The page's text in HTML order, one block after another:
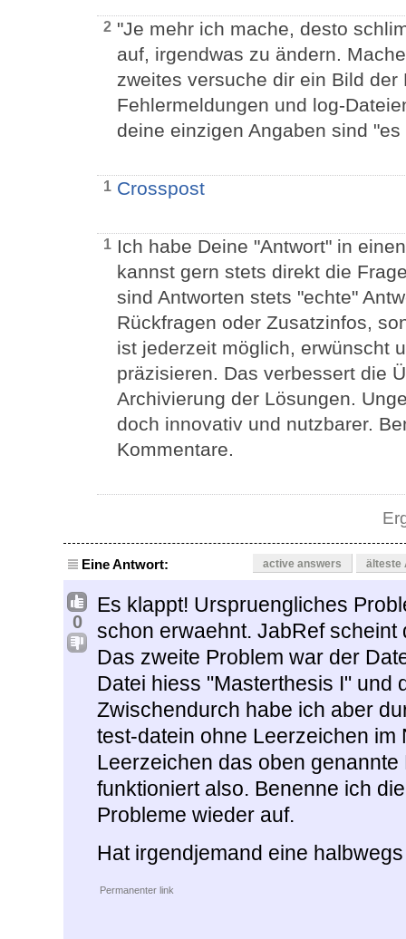
2 "Je mehr ich mache, desto
auf, irgendwas zu ändern.
zweites versuche dir ein Bild
Fehlermeldungen und log-
deine einzigen Angaben sind
1 Crosspost
1 Ich habe Deine "Antwort" in
kannst gern stets direkt die
sind Antworten stets "echte"
Rückfragen oder Zusatzinfos,
ist jederzeit möglich, erwünscht
präzisieren. Das verbessert die
Archivierung der Lösungen.
doch innovativ und nutzbarer.
Kommentare.
Eine Antwort: active answers älteste
0
Es klappt! Urspruengliches
schon erwaehnt. JabRef
Das zweite Problem war der
Datei hiess "Masterthesis I" und
Zwischendurch habe ich aber
test-datein ohne Leerzeichen
Leerzeichen das oben
funktioniert also. Benenne ich
Probleme wieder auf.
Hat irgendjemand eine
Permanenter link